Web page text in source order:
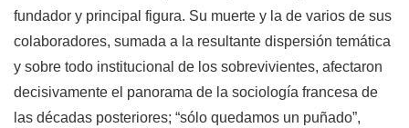
fundador y principal figura. Su muerte y la de varios de sus
colaboradores, sumada a la resultante dispersión temática
y sobre todo institucional de los sobrevivientes, afectaron
decisivamente el panorama de la sociología francesa de
las décadas posteriores; “sólo quedamos un puñado”,